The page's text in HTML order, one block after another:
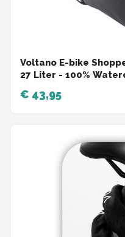
Voltano E-bike
27 Liter - 100%
€ 43,95